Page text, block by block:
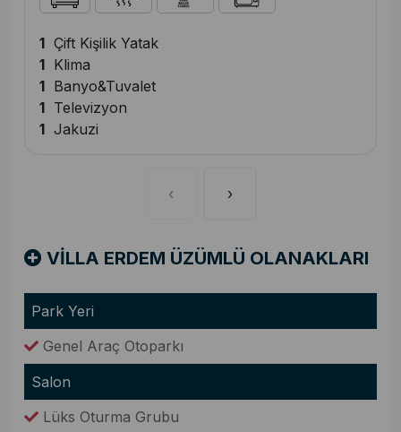
1 Çift Kişilik Yatak
1 Klima
1 Banyo&Tuvalet
1 Televizyon
1 Jakuzi
‹ ›
VİLLA ERDEM ÜZÜMLÜ OLANAKLARI
Park Yeri
Genel Araç Otoparkı
Salon
Lüks Oturma Grubu